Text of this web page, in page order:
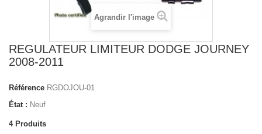
Agrandir l'image
REGULATEUR LIMITEUR DODGE JOURNEY
2008-2011
Référence RGDOJOU-01
État : Neuf
4 Produits